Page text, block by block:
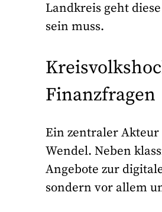
Landkreis geht
sein muss.
Finanzfragen
Ein zentraler Akteur
Wendel. Neben
Angebote zur
sondern vor allem